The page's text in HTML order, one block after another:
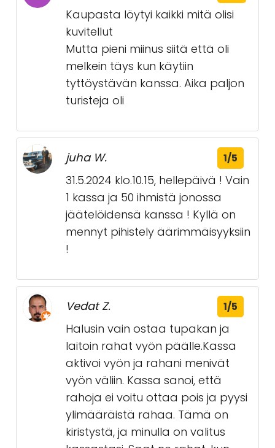
Kaupasta löytyi kaikki mitä olisi
kuvitellut
Mutta pieni miinus siitä että oli
melkein täys kun käytiin
tyttöystävän kanssa. Aika paljon
turisteja oli
juha W. 1/5
31.5.2024 klo.10.15, hellepäivä ! Vain
1 kassa ja 50 ihmistä jonossa
jäätelöidensä kanssa ! Kyllä on
mennyt pihistely äärimmäisyyksiin
!
Vedat Z. 1/5
Halusin vain ostaa tupakan ja
laitoin rahat vyön päälle.Kassa
aktivoi vyön ja rahani menivät
vyön väliin. Kassa sanoi, että
rahoja ei voitu ottaa pois ja pyysi
ylimääräistä rahaa. Tämä on
kiristystä, ja minulla on valitus